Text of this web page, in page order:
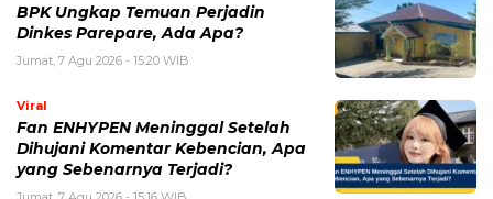
BPK Ungkap Temuan Perjadin
Dinkes Parepare, Ada Apa?
Jumat, 7 Agu 2026 - 15:20 WIB
Viral
Fan ENHYPEN Meninggal Setelah
Dihujani Komentar Kebencian, Apa
yang Sebenarnya Terjadi?